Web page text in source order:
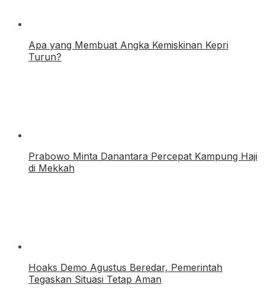
Apa yang Membuat Angka Kemiskinan Kepri
Turun?
Prabowo Minta Danantara Percepat Kampung Haji
di Mekkah
Hoaks Demo Agustus Beredar, Pemerintah
Tegaskan Situasi Tetap Aman